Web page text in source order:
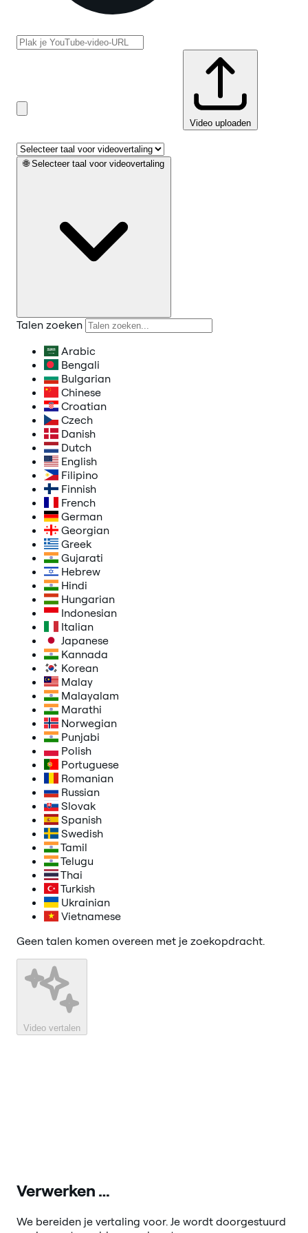
Video uploaden
🌐 Selecteer taal voor videovertaling
Talen zoeken
Arabic
Bengali
Bulgarian
Chinese
Croatian
Czech
Danish
Dutch
English
Filipino
Finnish
French
German
Georgian
Greek
Gujarati
Hebrew
Hindi
Hungarian
Indonesian
Italian
Japanese
Kannada
Korean
Malay
Malayalam
Marathi
Norwegian
Punjabi
Polish
Portuguese
Romanian
Russian
Slovak
Spanish
Swedish
Tamil
Telugu
Thai
Turkish
Ukrainian
Vietnamese
Geen talen komen overeen met je zoekopdracht.
Video vertalen
Verwerken …
We bereiden je vertaling voor. Je wordt doorgestuurd